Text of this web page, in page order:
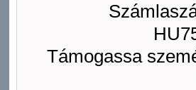
Támogassa